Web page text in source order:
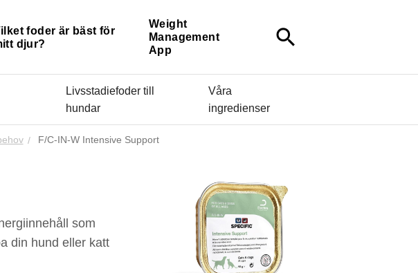
foder är bäst för
djur?
Weight
Management
App
search
Livsstadiefoder till
hundar
Våra
ingredienser
F/C-IN-W Intensive Support
som
din hund eller katt